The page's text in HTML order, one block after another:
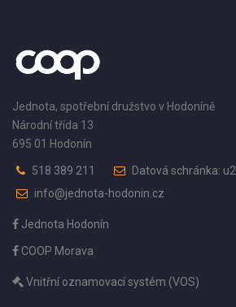
Jednota, spotřební družstvo v Hodoníně
Národní třída 13
695 01 Hodonín
518 389 211
Datová schránka:
info@jednota-hodonin.cz
Jednota Hodonín
COOP Morava
Vnitřní oznamovací systém (VOS)